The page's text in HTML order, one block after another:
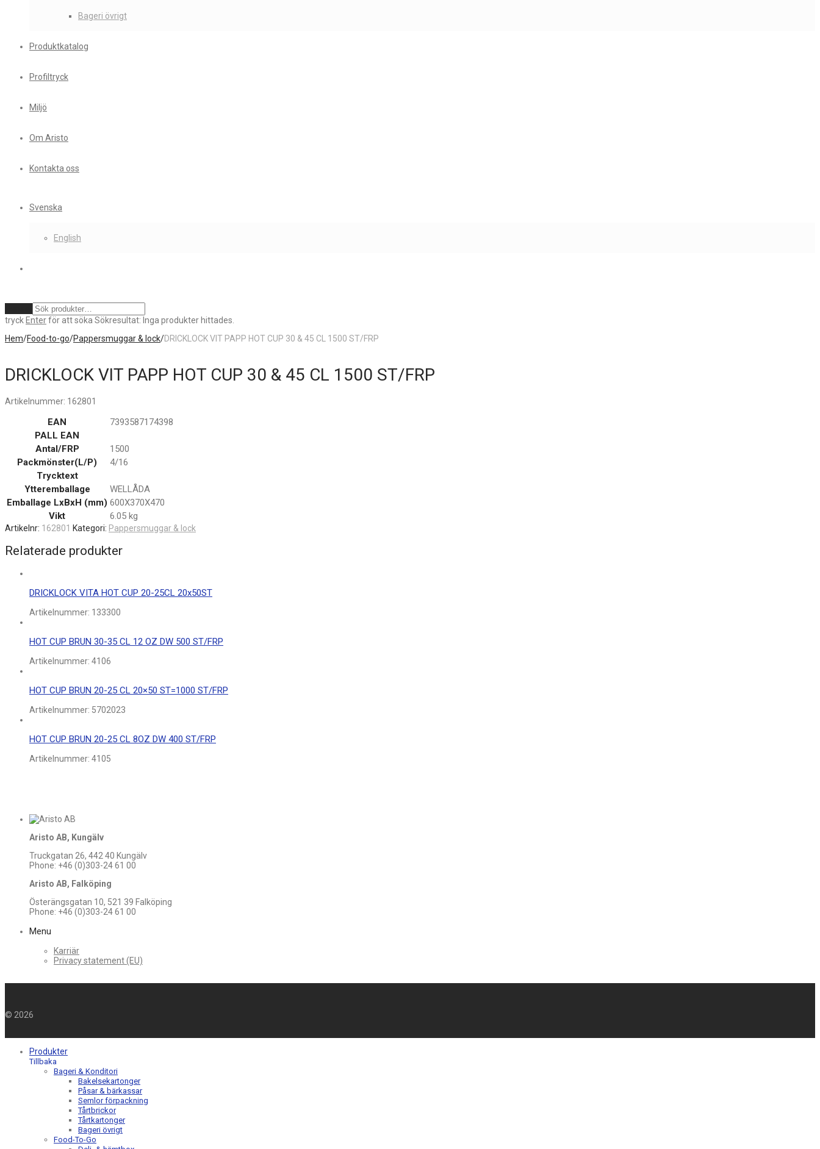
Bageri övrigt
Produktkatalog
Profiltryck
Miljö
Om Aristo
Kontakta oss
Svenska
English
tryck Enterför att söka Sökresultat: Inga produkter hittades.
Hem/Food-to-go/Pappersmuggar & lock/DRICKLOCK VIT PAPP HOT CUP 30 & 45 CL 1500 ST/FRP
DRICKLOCK VIT PAPP HOT CUP 30 & 45 CL 1500 ST/FRP
Artikelnummer: 162801
EAN
7393587174398
PALL EAN
Antal/FRP
1500
Packmönster(L/P)
4/16
Trycktext
Ytteremballage
WELLÅDA
Emballage LxBxH (mm) 600X370X470
Vikt
6.05 kg
Artikelnr: 162801 Kategori: Pappersmuggar & lock
Relaterade produkter
DRICKLOCK VITA HOT CUP 20-25CL 20x50ST
Artikelnummer: 133300
HOT CUP BRUN 30-35 CL 12 OZ DW 500 ST/FRP
Artikelnummer: 4106
HOT CUP BRUN 20-25 CL 20×50 ST=1000 ST/FRP
Artikelnummer: 5702023
HOT CUP BRUN 20-25 CL 8OZ DW 400 ST/FRP
Artikelnummer: 4105
Aristo AB, Kungälv
Truckgatan 26, 442 40 Kungälv
Phone: +46 (0)303-24 61 00
Aristo AB, Falköping
Österängsgatan 10, 521 39 Falköping
Phone: +46 (0)303-24 61 00
Menu
Karriär
Privacy statement (EU)
© 2026
Produkter
Tillbaka
Bageri & Konditori
Bakelsekartonger
Påsar & bärkassar
Semlor förpackning
Tårtbrickor
Tårtkartonger
Bageri övrigt
Food-To-Go